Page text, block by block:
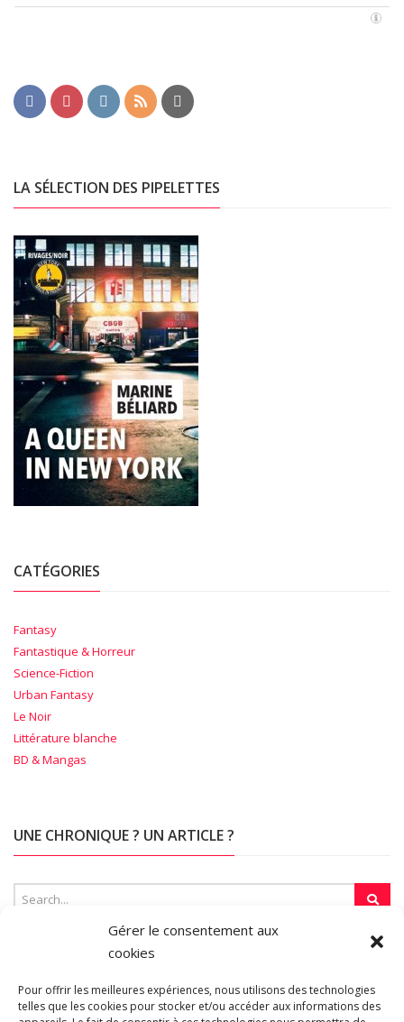
Gérer le consentement aux
cookies
Pour offrir les meilleures expériences, nous utilisons des technologies
telles que les cookies pour stocker et/ou accéder aux informations des
LA SÉLECTION DES PIPELETTES
CATÉGORIES
Fantasy
Fantastique & Horreur
Science-Fiction
Urban Fantasy
Le Noir
Littérature blanche
BD & Mangas
UNE CHRONIQUE ? UN ARTICLE ?
SUR LA TOILE…